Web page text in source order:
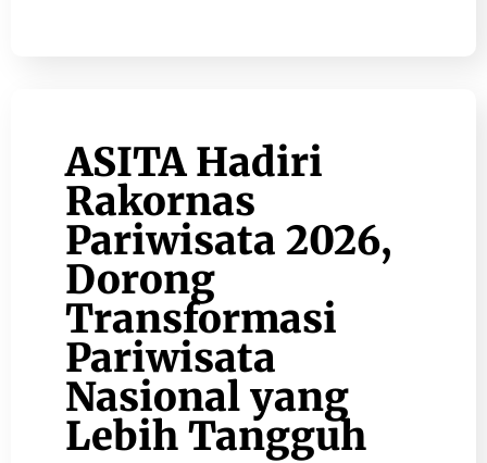
ASITA Hadiri
Rakornas
Pariwisata 2026,
Dorong
Transformasi
Pariwisata
Nasional yang
Lebih Tangguh